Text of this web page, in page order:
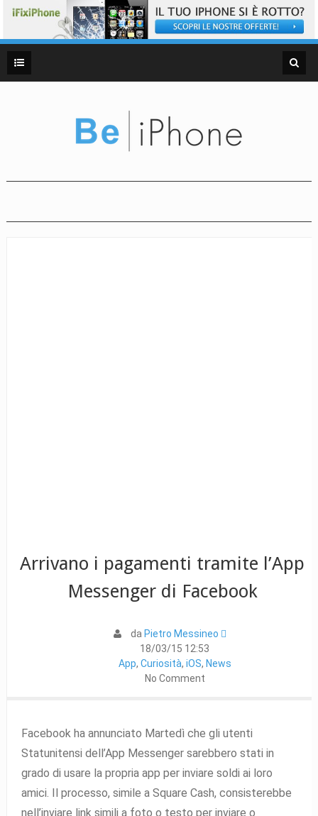
Arrivano i pagamenti tramite l’App
Messenger di Facebook
da Pietro Messineo 
18/03/15 12:53
App, Curiosità, iOS, News
No Comment
Facebook ha annunciato Martedì che gli utenti
Statunitensi dell’App Messenger sarebbero stati in
grado di usare la propria app per inviare soldi ai loro
amici. Il processo, simile a Square Cash, consisterebbe
nell’inviare link simili a foto o testo per inviare o